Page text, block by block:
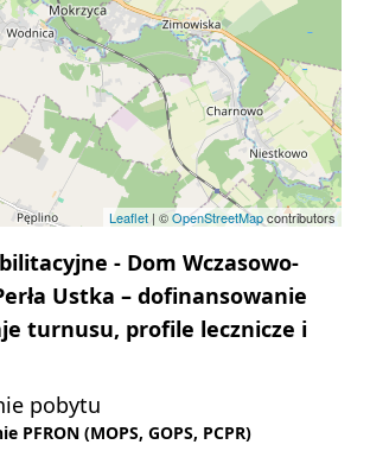
Leaflet | ©OpenStreetMapcontributors
- Dom Wczasowo-
Ustka – dofinansowanie
turnusu, profile lecznicze i
pobytu
PFRON (MOPS, GOPS, PCPR)